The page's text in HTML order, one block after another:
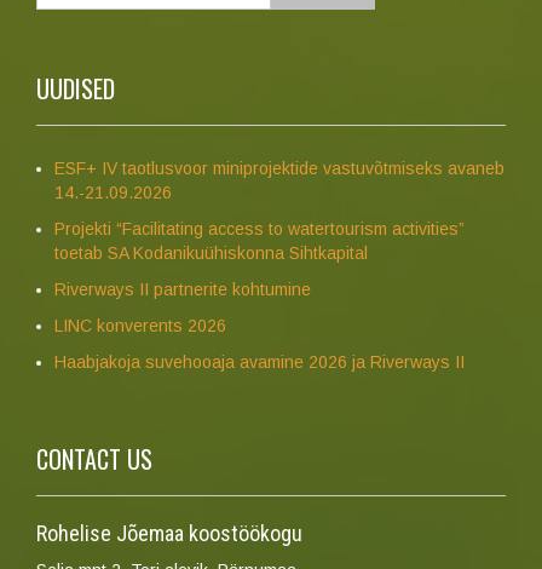
UUDISED
ESF+ IV taotlusvoor miniprojektide vastuvõtmiseks avaneb
14.-21.09.2026
Projekti “Facilitating access to watertourism activities”
toetab SA Kodanikuühiskonna Sihtkapital
Riverways II partnerite kohtumine
LINC konverents 2026
Haabjakoja suvehooaja avamine 2026 ja Riverways II
CONTACT US
Rohelise Jõemaa koostöökogu